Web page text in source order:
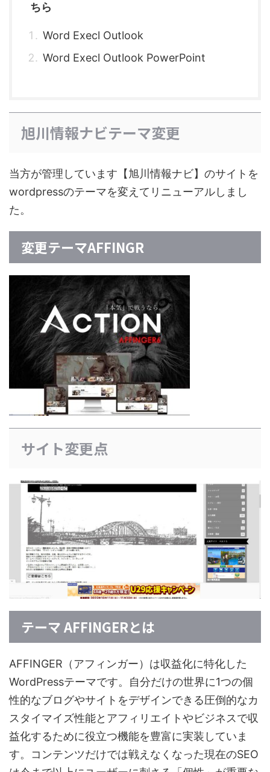
ちら
Word Execl Outlook
Word Execl Outlook PowerPoint
旭川情報ナビテーマ変更
当方が管理しています【旭川情報ナビ】のサイトを
wordpressのテーマを変えてリニューアルしまし
た。
変更テーマAFFINGR
サイト変更点
テーマ AFFINGERとは
AFFINGER（アフィンガー）は収益化に特化した
WordPressテーマです。自分だけの世界に1つの個
性的なブログやサイトをデザインできる圧倒的なカ
スタイマイズ性能とアフィリエイトやビジネスで収
益化するために役立つ機能を豊富に実装していま
す。コンテンツだけでは戦えなくなった現在のSEO